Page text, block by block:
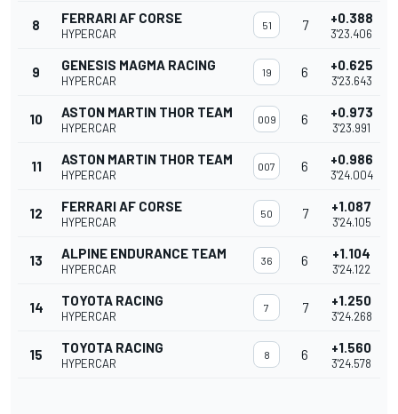
8 FERRARI AF CORSE
HYPERCAR
51 7 +0.388
3'23.406
9 GENESIS MAGMA RACING
HYPERCAR
19 6 +0.625
3'23.643
10 ASTON MARTIN THOR TEAM
HYPERCAR
009 6 +0.973
3'23.991
11 ASTON MARTIN THOR TEAM
HYPERCAR
007 6 +0.986
3'24.004
12 FERRARI AF CORSE
HYPERCAR
50 7 +1.087
3'24.105
13 ALPINE ENDURANCE TEAM
HYPERCAR
36 6 +1.104
3'24.122
14 TOYOTA RACING
HYPERCAR
7 7 +1.250
3'24.268
15 TOYOTA RACING
HYPERCAR
8 6 +1.560
3'24.578